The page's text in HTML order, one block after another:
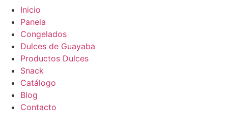
Inicio
Panela
Congelados
Dulces de Guayaba
Productos Dulces
Snack
Catálogo
Blog
Contacto